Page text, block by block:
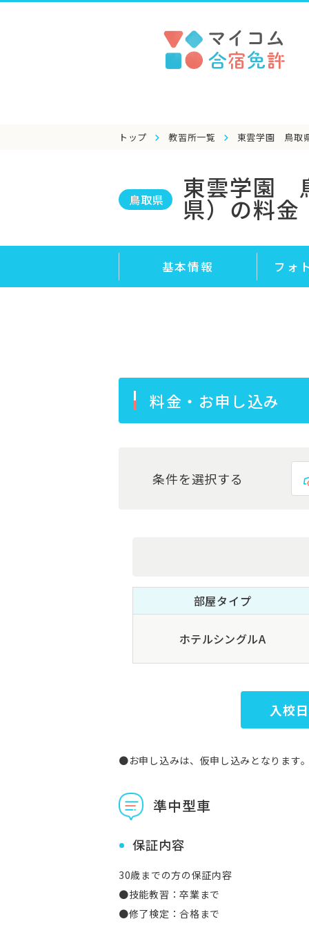
トップ 教習所一覧 東雲学園 鳥取
鳥取県 東雲学園
県）の料金
基本情報 フォ
料金・お申し込み
条件を選択する
部屋タイプ
ホテルシングルA
入校日
●お申し込みは、仮申し込みとなります
準中型車
保証内容
30歳までの方の保証内容
●技能教習：卒業まで
●修了検定：合格まで